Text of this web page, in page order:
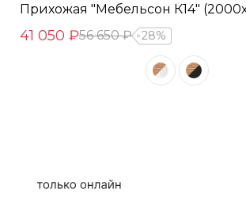
Прихожая "Мебельсон К14"
41 050 ₽56 650 ₽ 28%